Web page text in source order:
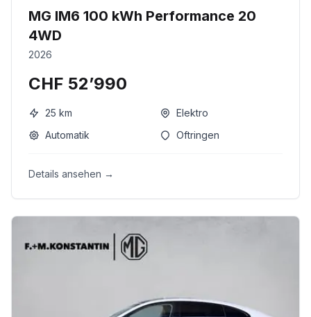
MG IM6 100 kWh Performance 20
4WD
2026
CHF 52’990
25 km
Elektro
Automatik
Oftringen
Details ansehen →